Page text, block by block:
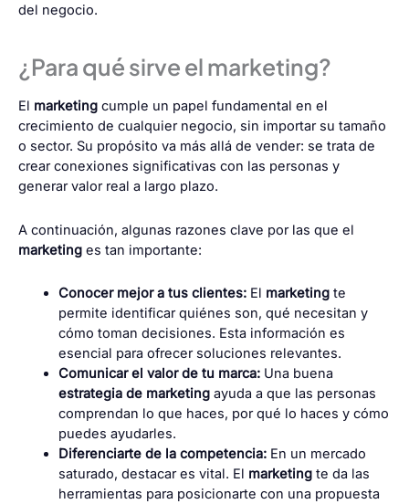
del negocio.
¿Para qué sirve el marketing?
El marketing cumple un papel fundamental en el
crecimiento de cualquier negocio, sin importar su tamaño
o sector. Su propósito va más allá de vender: se trata de
crear conexiones significativas con las personas y
generar valor real a largo plazo.
A continuación, algunas razones clave por las que el
marketing es tan importante:
Conocer mejor a tus clientes:El marketingte
permite identificar quiénes son, qué necesitan y
cómo toman decisiones. Esta información es
esencial para ofrecer soluciones relevantes.
Comunicar el valor de tu marca:Una buena
estrategia de marketingayuda a que las personas
comprendan lo que haces, por qué lo haces y cómo
puedes ayudarles.
Diferenciarte de la competencia:En un mercado
saturado, destacar es vital. El marketingte da las
herramientas para posicionarte con una propuesta